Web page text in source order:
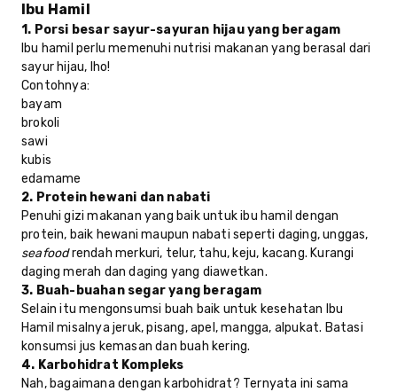
Ibu Hamil
1. Porsi besar sayur-sayuran hijau yang beragam
Ibu hamil perlu memenuhi nutrisi makanan yang berasal dari
sayur hijau, lho!
Contohnya:
bayam
brokoli
sawi
kubis
edamame
2. Protein hewani dan nabati
Penuhi gizi makanan yang baik untuk ibu hamil dengan
protein, baik hewani maupun nabati seperti daging, unggas,
seafoodrendah merkuri, telur, tahu, keju, kacang. Kurangi
daging merah dan daging yang diawetkan.
3. Buah-buahan segar yang beragam
Selain itu mengonsumsi buah baik untuk kesehatan Ibu
Hamil misalnya jeruk, pisang, apel, mangga, alpukat. Batasi
konsumsi jus kemasan dan buah kering.
4. Karbohidrat Kompleks
Nah, bagaimana dengan karbohidrat? Ternyata ini sama